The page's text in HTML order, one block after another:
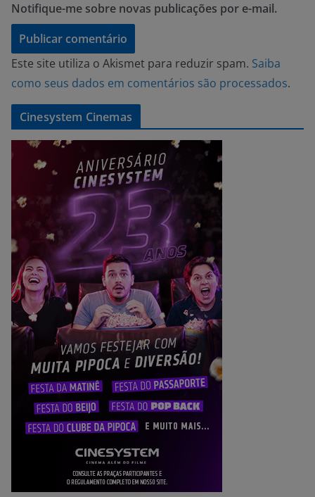
Notifique-me sobre novas publicações por e-mail.
Este site utiliza o Akismet para reduzir spam. Saiba
como seus dados em comentários são processados.
Cinesystem Cinemas